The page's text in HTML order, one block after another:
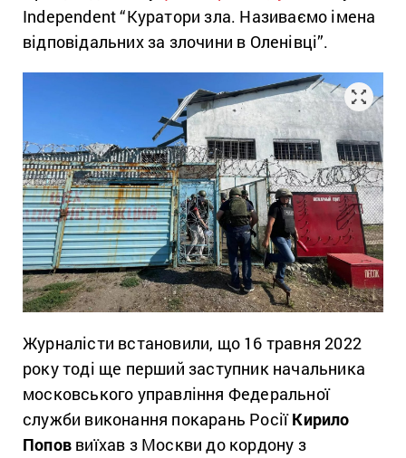
Independent “Куратори зла. Називаємо імена
відповідальних за злочини в Оленівці”.
Журналісти встановили, що 16 травня 2022
року тоді ще перший заступник начальника
московського управління Федеральної
служби виконання покарань РосіїКирило
Попов виїхав з Москви до кордону з